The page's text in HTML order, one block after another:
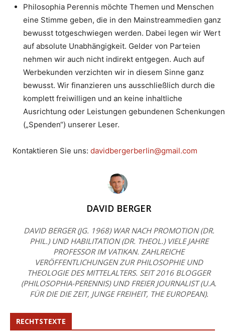
Philosophia Perennis möchte Themen und Menschen
eine Stimme geben, die in den Mainstreammedien ganz
bewusst totgeschwiegen werden. Dabei legen wir Wert
auf absolute Unabhängigkeit. Gelder von Parteien
nehmen wir auch nicht indirekt entgegen. Auch auf
Werbekunden verzichten wir in diesem Sinne ganz
bewusst. Wir finanzieren uns ausschließlich durch die
komplett freiwilligen und an keine inhaltliche
Ausrichtung oder Leistungen gebundenen Schenkungen
(„Spenden“) unserer Leser.
Kontaktieren Sie uns: davidbergerberlin@gmail.com
DAVID BERGER
DAVID BERGER (JG. 1968) WAR NACH PROMOTION (DR.
PHIL.) UND HABILITATION (DR. THEOL.) VIELE JAHRE
PROFESSOR IM VATIKAN. ZAHLREICHE
VERÖFFENTLICHUNGEN ZUR PHILOSOPHIE UND
THEOLOGIE DES MITTELALTERS. SEIT 2016 BLOGGER
(PHILOSOPHIA-PERENNIS) UND FREIER JOURNALIST (U.A.
FÜR DIE DIE ZEIT, JUNGE FREIHEIT, THE EUROPEAN).
RECHTSTEXTE